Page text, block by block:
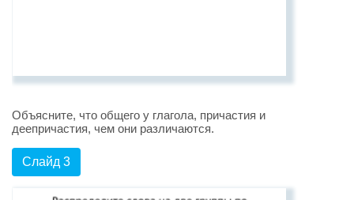
Объясните, что общего у глагола, причастия и
деепричастия, чем они различаются.
Слайд 3